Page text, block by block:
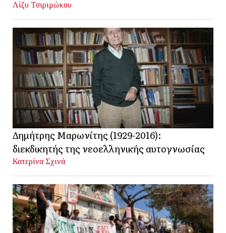
Λίζυ Τσιριμώκου
Δημήτρης Μαρωνίτης (1929-2016):
διεκδικητής της νεοελληνικής αυτογνωσίας
Κατερίνα Σχινά